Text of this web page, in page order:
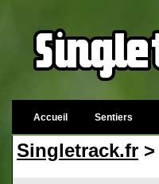
Accueil Sentiers
Singletrack.fr >